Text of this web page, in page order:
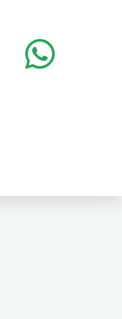
TIENDA